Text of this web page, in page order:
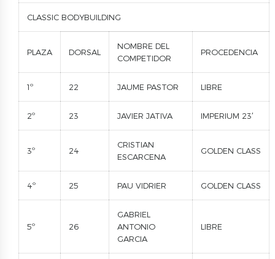
CLASSIC BODYBUILDING
PLAZA DORSAL
NOMBRE DEL
COMPETIDOR
PROCEDENCIA
1º 22 JAUME PASTOR LIBRE
2º 23 JAVIER JATIVA IMPERIUM 23′
3º 24
CRISTIAN
ESCARCENA
GOLDEN CLASS
4º 25 PAU VIDRIER GOLDEN CLASS
5º 26
GABRIEL
ANTONIO
GARCIA
LIBRE